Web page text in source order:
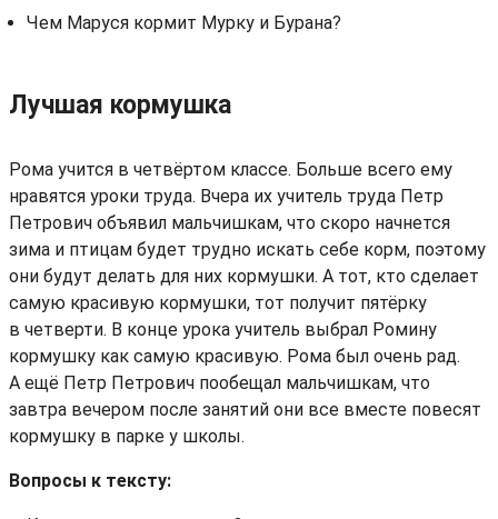
Чем Маруся кормит Мурку и Бурана?
Лучшая кормушка
Рома учится в четвёртом классе. Больше всего ему
нравятся уроки труда. Вчера их учитель труда Петр
Петрович объявил мальчишкам, что скоро начнется
зима и птицам будет трудно искать себе корм, поэтому
они будут делать для них кормушки. А тот, кто сделает
самую красивую кормушки, тот получит пятёрку
в четверти. В конце урока учитель выбрал Ромину
кормушку как самую красивую. Рома был очень рад.
А ещё Петр Петрович пообещал мальчишкам, что
завтра вечером после занятий они все вместе повесят
кормушку в парке у школы.
Вопросы к тексту: